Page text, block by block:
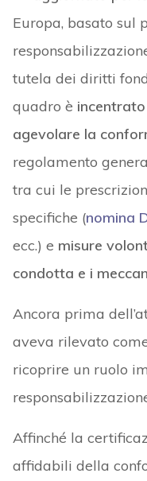
Europa, basato sul
tutela dei diritti
quadro è
agevolare la
regolamento
tra cui le
specifiche (nomina
ecc.) e misure
condotta e i
Ancora prima
aveva rilevato
ricoprire un ruolo
Affinché la
affidabili della